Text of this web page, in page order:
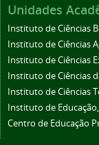
Unidades
Instituto de Ciências
Instituto de Ciências
Instituto de Ciências
Instituto de Ciências
Instituto de Ciências
Instituto de
Centro de Educação